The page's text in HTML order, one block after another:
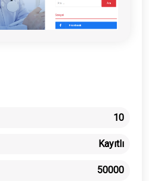
10
Kayıtlı
50000